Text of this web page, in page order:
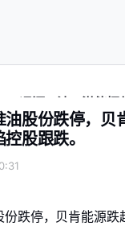
通源石油、潜能恒
股份跌停，
股跟跌。
跌停，贝肯能源